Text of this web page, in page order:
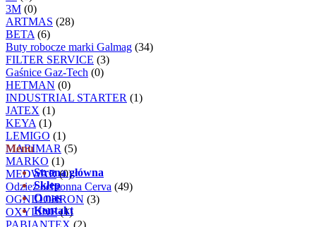
3M (0)
ARTMAS (28)
BETA (6)
Buty robocze marki Galmag (34)
FILTER SERVICE (3)
Gaśnice Gaz-Tech (0)
HETMAN (0)
INDUSTRIAL STARTER (1)
JATEX (1)
KEYA (1)
LEMIGO (1)
MARIMAR (5)
MARKO (1)
MEDWAR(0)
Odzież ochronna Cerva (49)
OGNIOCHRON (3)
OXYLINE(1)
PABIANTEX (2)
Menu
Strona główna
Sklep
O nas
Kontakt